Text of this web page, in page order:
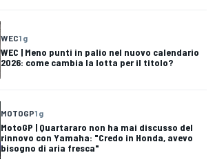
WEC1 g
WEC | Meno punti in palio nel nuovo calendario
2026: come cambia la lotta per il titolo?
MOTOGP1 g
MotoGP | Quartararo non ha mai discusso del
rinnovo con Yamaha: "Credo in Honda, avevo
bisogno di aria fresca"